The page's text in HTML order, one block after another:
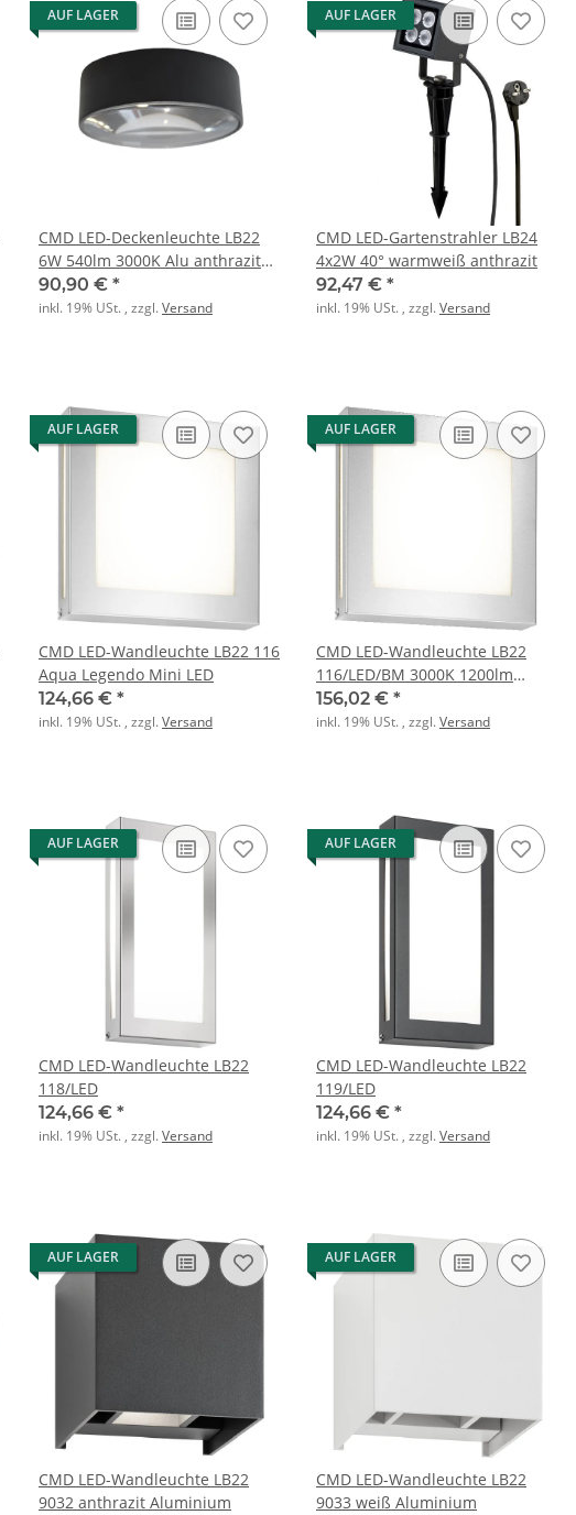
AUF LAGER
CMD LED-Deckenleuchte LB22
6W 540lm 3000K Alu anthrazit
m. Lupengl
90,90 € *
inkl. 19% USt. , zzgl.Versand
AUF LAGER
CMD LED-Gartenstrahler LB24
4x2W 40° warmweiß anthrazit
92,47 € *
inkl. 19% USt. , zzgl.Versand
AUF LAGER
CMD LED-Wandleuchte LB22 116
Aqua Legendo Mini LED
124,66 € *
inkl. 19% USt. , zzgl.Versand
AUF LAGER
CMD LED-Wandleuchte LB22
116/LED/BM 3000K 1200lm
edelstahl
156,02 € *
inkl. 19% USt. , zzgl.Versand
AUF LAGER
CMD LED-Wandleuchte LB22
118/LED
124,66 € *
inkl. 19% USt. , zzgl.Versand
AUF LAGER
CMD LED-Wandleuchte LB22
119/LED
124,66 € *
inkl. 19% USt. , zzgl.Versand
AUF LAGER
CMD LED-Wandleuchte LB22
9032 anthrazit Aluminium
AUF LAGER
CMD LED-Wandleuchte LB22
9033 weiß Aluminium